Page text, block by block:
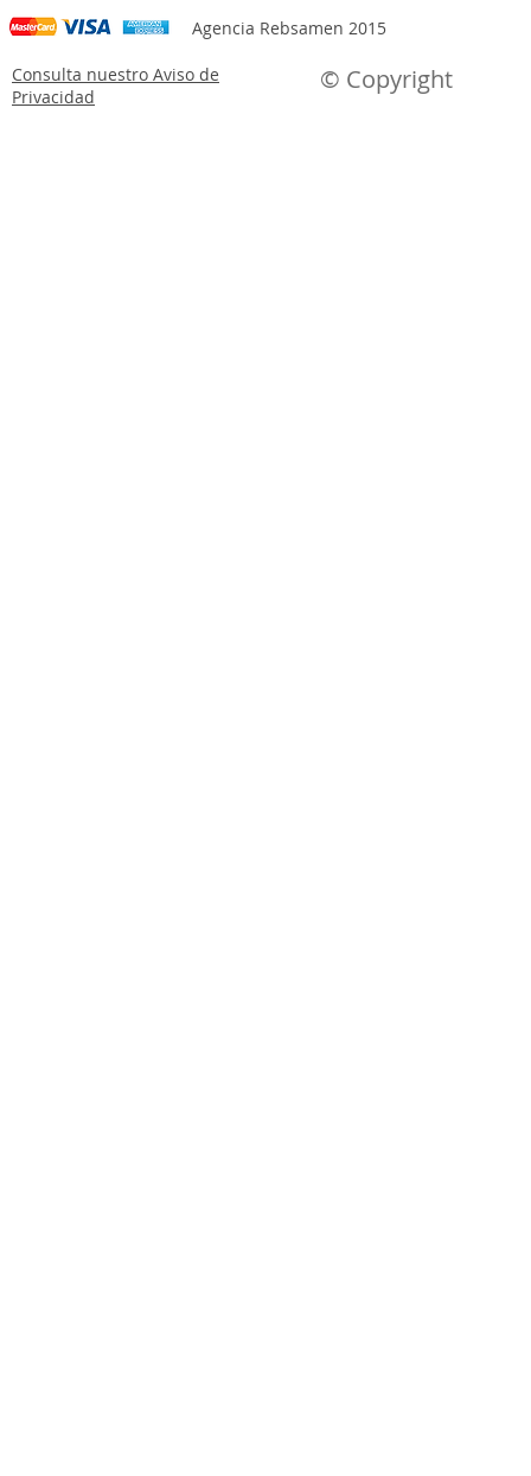
Agencia Rebsamen 2015
Consulta nuestro Aviso de
Privacidad
© Copyright